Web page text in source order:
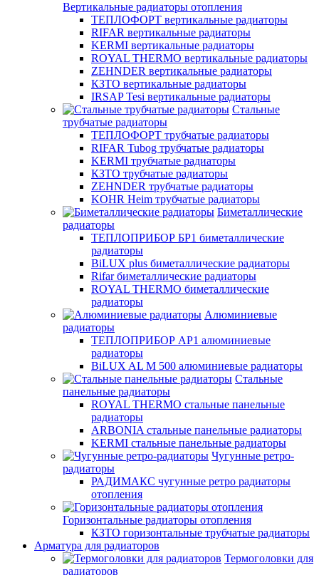
Вертикальные радиаторы отопления
ТЕПЛОФОРТ вертикальные радиаторы
RIFAR вертикальные радиаторы
KERMI вертикальные радиаторы
ROYAL THERMO вертикальные радиаторы
ZEHNDER вертикальные радиаторы
КЗТО вертикальные радиаторы
IRSAP Tesi вертикальные радиаторы
Стальные
трубчатые радиаторы
ТЕПЛОФОРТ трубчатые радиаторы
RIFAR Tubog трубчатые радиаторы
KERMI трубчатые радиаторы
КЗТО трубчатые радиаторы
ZEHNDER трубчатые радиаторы
KOHR Heim трубчатые радиаторы
Биметаллические
радиаторы
ТЕПЛОПРИБОР БР1 биметаллические
радиаторы
BiLUX plus биметаллические радиаторы
Rifar биметаллические радиаторы
ROYAL THERMO биметаллические
радиаторы
Алюминиевые
радиаторы
ТЕПЛОПРИБОР АР1 алюминиевые
радиаторы
BiLUX AL M 500 алюминиевые радиаторы
Стальные
панельные радиаторы
ROYAL THERMO стальные панельные
радиаторы
ARBONIA стальные панельные радиаторы
KERMI стальные панельные радиаторы
Чугунные ретро-
радиаторы
РАДИМАКС чугунные ретро радиаторы
отопления
Горизонтальные радиаторы отопления
КЗТО горизонтальные трубчатые радиаторы
Арматура для радиаторов
Термоголовки для
радиаторов